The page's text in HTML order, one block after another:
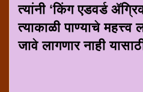
त्यांनी ‘किंग एडवर्ड
त्याकाळी पाण्याचे
जावे लागणार नाही